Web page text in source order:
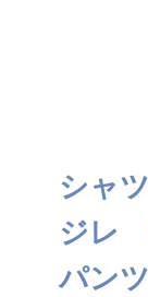
シャ
ジレ
パン